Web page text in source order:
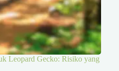
Leopard Gecko: Risiko yang